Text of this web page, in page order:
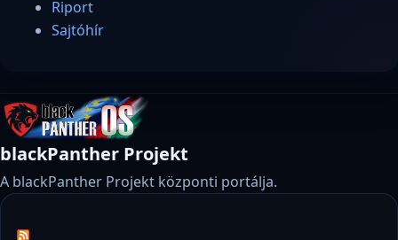
Riport
Sajtóhír
blackPanther Projekt
A blackPanther Projekt központi portálja.